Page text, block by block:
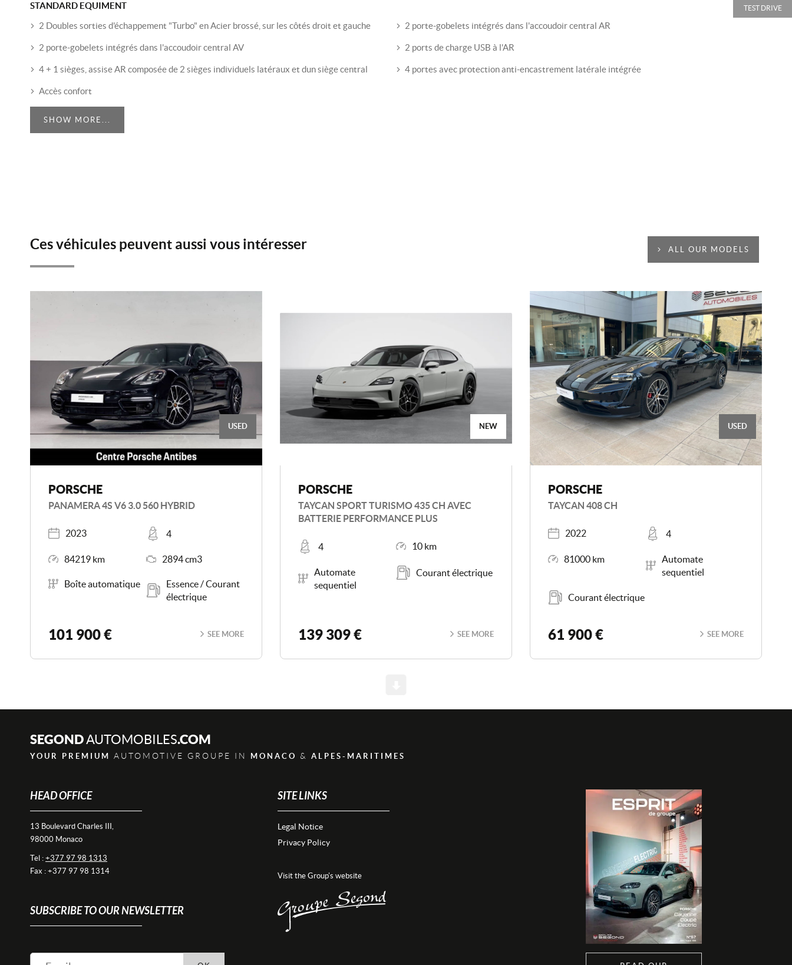
TEST DRIVE
STANDARD EQUIMENT
2 Doubles sorties d'échappement "Turbo" en Acier brossé, sur les côtés droit et gauche
2 porte-gobelets intégrés dans l'accoudoir central AR
2 porte-gobelets intégrés dans l'accoudoir central AV 2 ports de charge USB à l'AR
4 + 1 sièges, assise AR composée de 2 sièges individuels latéraux et dun siège central 4 portes avec protection anti-encastrement latérale intégrée
Accès confort
SHOW MORE...
Ces véhicules peuvent aussi vous intéresser
USED
PORSCHE
PANAMERA 4S V6 3.0 560 HYBRID
Registered
2023
Places
4
Mileage
84219 km 2894 cm3
Transmission
Boîte automatique
Essence / Courant
électrique
101 900 € SEE MORE
NEW
PORSCHE
TAYCAN SPORT TURISMO 435 CH AVEC
BATTERIE PERFORMANCE PLUS
Places
4
Mileage
10 km
Automate
sequentiel
Energy
Courant électrique
139 309 € SEE MORE
USED
PORSCHE
TAYCAN 408 CH
Registered
2022
Places
4
Mileage
81000 km
Automate
sequentiel
Energy
Courant électrique
61 900 € SEE MORE
ALL OUR MODELS
SEGOND AUTOMOBILES.COM
YOUR PREMIUM AUTOMOTIVE GROUPE IN MONACO & ALPES-MARITIMES
HEAD OFFICE
13 Boulevard Charles III,
98000 Monaco
Tel : +377 97 98 1313
Fax : +377 97 98 1314
SUBSCRIBE TO OUR NEWSLETTER
SITE LINKS
Legal Notice
Privacy Policy
Visit the Group's website